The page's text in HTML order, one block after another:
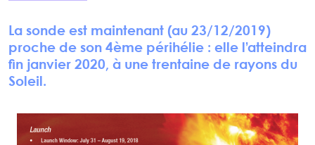
La sonde est maintenant (au 23/12/2019)
proche de son 4ème périhélie : elle l’atteindra
fin janvier 2020, à une trentaine de rayons du
Soleil.